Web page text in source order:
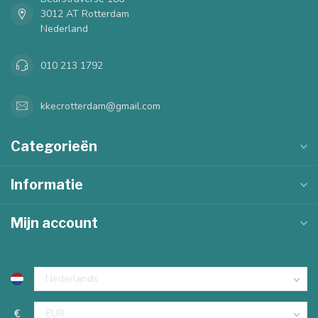
3012 AT Rotterdam
Nederland
010 213 1792
kkecrotterdam@gmail.com
Categorieën
Informatie
Mijn account
€